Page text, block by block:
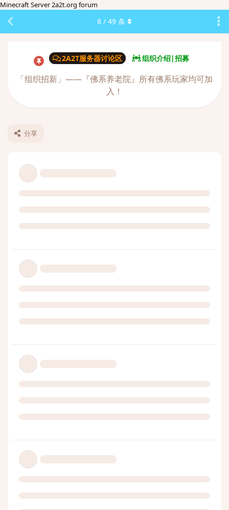
Minecraft Server 2a2t.org forum
2A2T服务器讨论区 组织介绍|招募
「组织招新」——『佛系养老院』所有佛系玩家均可加
入！
分享
8 / 49 条